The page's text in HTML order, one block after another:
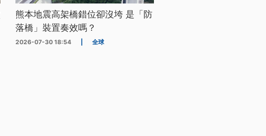
熊本地震高架橋錯位卻沒垮 是「防
落橋」裝置奏效嗎？
2026-07-30 18:54 全球